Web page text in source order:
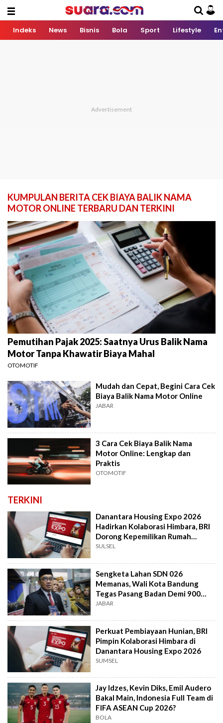
Indeks News Bisnis Bola Sport Lifestyle
KUMPULAN BERITA CEK BIAYA BALIK NAMA
MOTOR ONLINE TERBARU DAN TERKINI
Pemutihan Pajak 2025: Saatnya Urus Balik Nama
Motor Tanpa Khawatir Biaya Mahal
OTOMOTIF
Mudah dan Cepat, Begini Cara Cek
Biaya Balik Nama Motor Online
JABAR
3 Cara Cek Biaya Balik Nama
Motor Online: Lengkap dan
Praktis
OTOMOTIF
TERKINI
Danantara Housing Expo 2026
Hadirkan Kolaborasi Himbara, BRI
Dorong Kepemilikan Rumah
Masyarakat
SULSEL
Sengketa Lahan SDN 026
Memanas, Wali Kota Bandung
Tegas Pasang Badan Demi 900
Siswa
JABAR
Perkuat Pembiayaan Hunian, BRI
Pimpin Kolaborasi Himbara di
Danantara Housing Expo 2026
SUMSEL
Jay Idzes, Kevin Diks, Emil Audero
Bakal Main, Indonesia Full Team di
FIFA ASEAN Cup 2026?
BOLA